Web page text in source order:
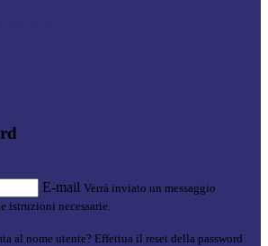
E-mail Verrà inviato un messaggio
istruzioni necessarie.
al nome utente? Effettua il reset della password